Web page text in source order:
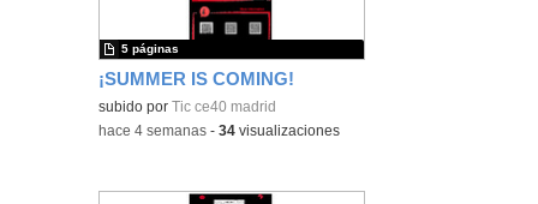
¡SUMMER IS COMING!
subido por Tic ce40 madrid
5 páginas
-hace 4 semanas -34 visualizaciones